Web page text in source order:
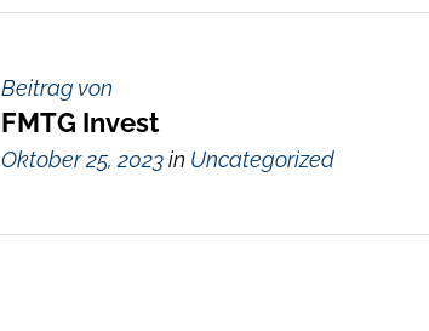
Beitrag von
FMTG Invest
Oktober 25, 2023in Uncategorized